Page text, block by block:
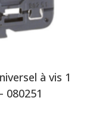
à vis 1
080251